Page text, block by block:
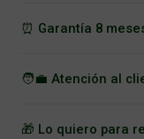
⏰ Garantía 8
🧑‍💼 Atención al
🎁 Lo quiero para